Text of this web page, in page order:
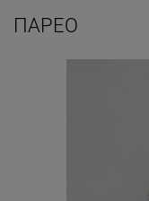
ΠΑΡΕΟ